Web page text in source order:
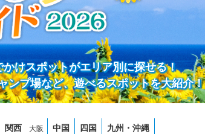
けスポットがエリア別に探せる！
ンプ場など、遊べるスポットを大紹介！
関西 大阪 中国 四国 九州・沖縄